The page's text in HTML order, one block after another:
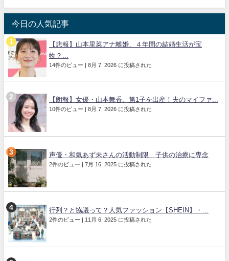
今日の人気記事
【悲報】山本里菜アナ離婚、４年間の結婚生活が宝
物？...
14件のビュー | 8月 7, 2026 に投稿された
【朗報】女優・山本舞香、第1子を出産！夫のマイファ...
10件のビュー | 8月 7, 2026 に投稿された
声優・和氣あず未さんの活動制限 子供の治療に専念
2件のビュー | 7月 16, 2025 に投稿された
行列？と協議って？人気ファッション【SHEIN】・...
2件のビュー | 11月 6, 2025 に投稿された